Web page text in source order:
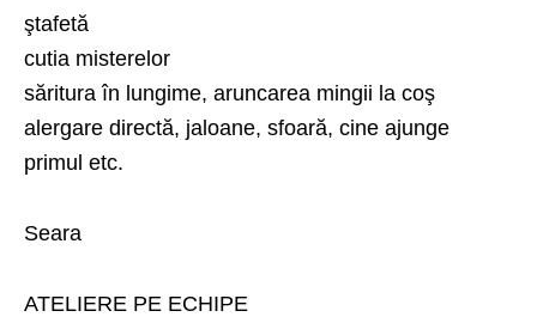
ştafetă
cutia misterelor
săritura în lungime, aruncarea mingii la coş
alergare directă, jaloane, sfoară, cine ajunge
primul etc.
Seara
ATELIERE PE ECHIPE